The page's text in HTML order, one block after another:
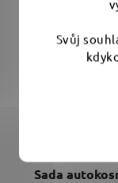
Svůj
Sada